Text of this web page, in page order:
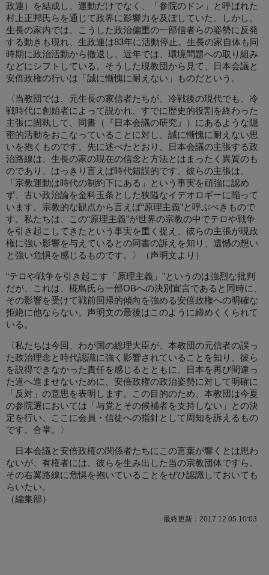
政連）を結成し、運動だけでなく、「参院のドン」と呼ばれた
村上正邦氏らを通じて政界に影響力を及ぼしていた。しかし、
生長の家内では、こうした政治偏重の一部信者らの姿勢に反発
する動きも現れ、生政連は83年に活動停止。生長の家自体も同
時期に政治活動から撤退し、近年では、環境問題への取り組み
などにシフトしている。そうした現教団から見て、日本会議と
安倍政権の行いは「誠に慚愧に耐えない」ものだという。
〈当教団では、元生長の家信者たちが、冷戦後の現代でも、冷
戦時代に創始者によって説かれ、すでに歴史的役割を終わった
主張に固執して、同書（『日本会議の研究』）にあるような隠
密的活動をおこなっていることに対し、誠に慚愧に耐えない思
いを抱くものです。先に述べたとおり、日本会議の主張する政
治路線は、生長の家の現在の信念と方法とはまったく異質のも
のであり、はっきり言えば時代錯誤的です。彼らの主張は、
「宗教運動は時代の制約下にある」という事実を頑強に認め
ず、古い政治論を金科玉条とした狭隘なイデオロギーに陥って
います。宗教的な観点から言えば“原理主義”と呼ぶべきもので
す。私たちは、この“原理主義”が世界の宗教の中でテロや戦争
を引き起こしてきたという事実を重く捉え、彼らの主張が現政
権に強い影響を与えているとの同書の訴えを知り、遺憾の想い
と強い危惧を感じるものです。〉（声明文より）
“テロや戦争を引き起こす「原理主義」”というのは強烈な批判
だが、これは、椛島氏ら一部OBへの決別宣言であると同時に、
その影響を受けて戦前回帰的傾向を強める安倍政権への明確な
拒絶に他ならない。声明文の最後はこのように締めくくられて
いる。
〈私たちは今回、わが国の総理大臣が、本教団の元信者の誤っ
た政治理念と時代認識に強く影響されていることを知り、彼ら
を説得できなかった責任を感じるとともに、日本を再び間違っ
た道へ進ませないために、安倍政権の政治姿勢に対して明確に
「反対」の意思を表明します。この目的のため、本教団は今夏
の参院選においては「与党とその候補者を支持しない」との決
定を行い、ここに会員・信徒への指針として周知を訴えるもの
です。合掌。〉
日本会議と安倍政権の関係者たちにこの言葉が響くとは思わ
ないが、有権者には、彼らを生み出した当の宗教団体ですら、
その右翼路線に危惧を抱いていることをぜひ認識しておいても
らいたい。
（編集部）
最終更新：2017.12.05 10:03